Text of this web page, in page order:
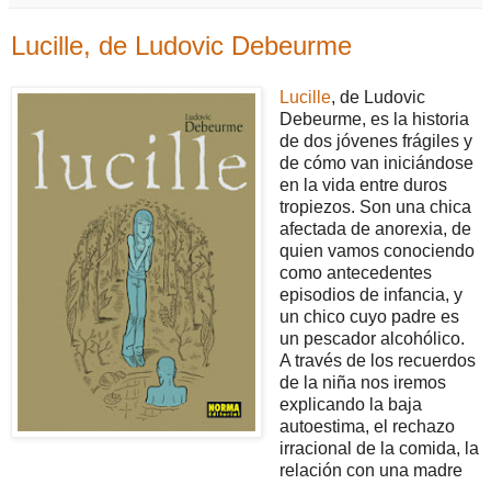
Lucille, de Ludovic Debeurme
Lucille, de Ludovic
Debeurme, es la historia
de dos jóvenes frágiles y
de cómo van iniciándose
en la vida entre duros
tropiezos. Son una chica
afectada de anorexia, de
quien vamos conociendo
como antecedentes
episodios de infancia, y
un chico cuyo padre es
un pescador alcohólico.
A través de los recuerdos
de la niña nos iremos
explicando la baja
autoestima, el rechazo
irracional de la comida, la
relación con una madre